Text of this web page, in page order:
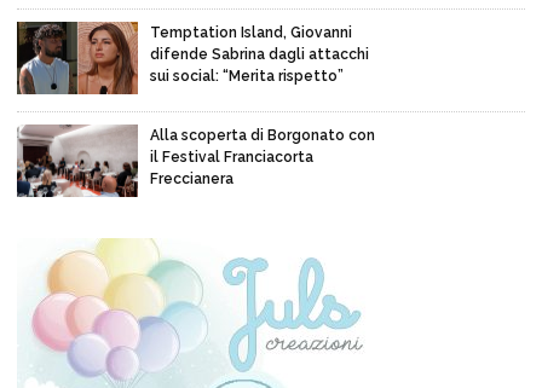
Temptation Island, Giovanni
difende Sabrina dagli attacchi
sui social: “Merita rispetto”
Alla scoperta di Borgonato con
il Festival Franciacorta
Freccianera